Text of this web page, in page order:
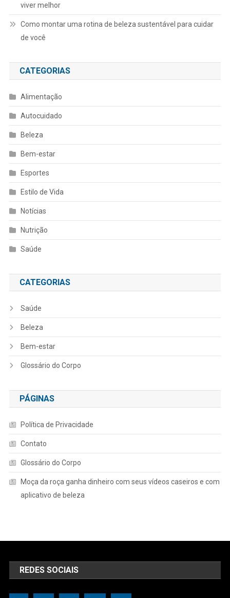
viver melhor
Como montar uma rotina de beleza sustentável para cuidar
de você
CATEGORIAS
Alimentação
Autocuidado
Beleza
Bem-estar
Esportes
Estilo de Vida
Notícias
Nutrição
Saúde
CATEGORIAS
Saúde
Beleza
Bem-estar
Glossário do Corpo
PÁGINAS
Política de Privacidade
Contato
Glossário do Corpo
Moça da roça ganha dinheiro com seus vídeos caseiros e com
aplicativo de beleza
REDES SOCIAIS